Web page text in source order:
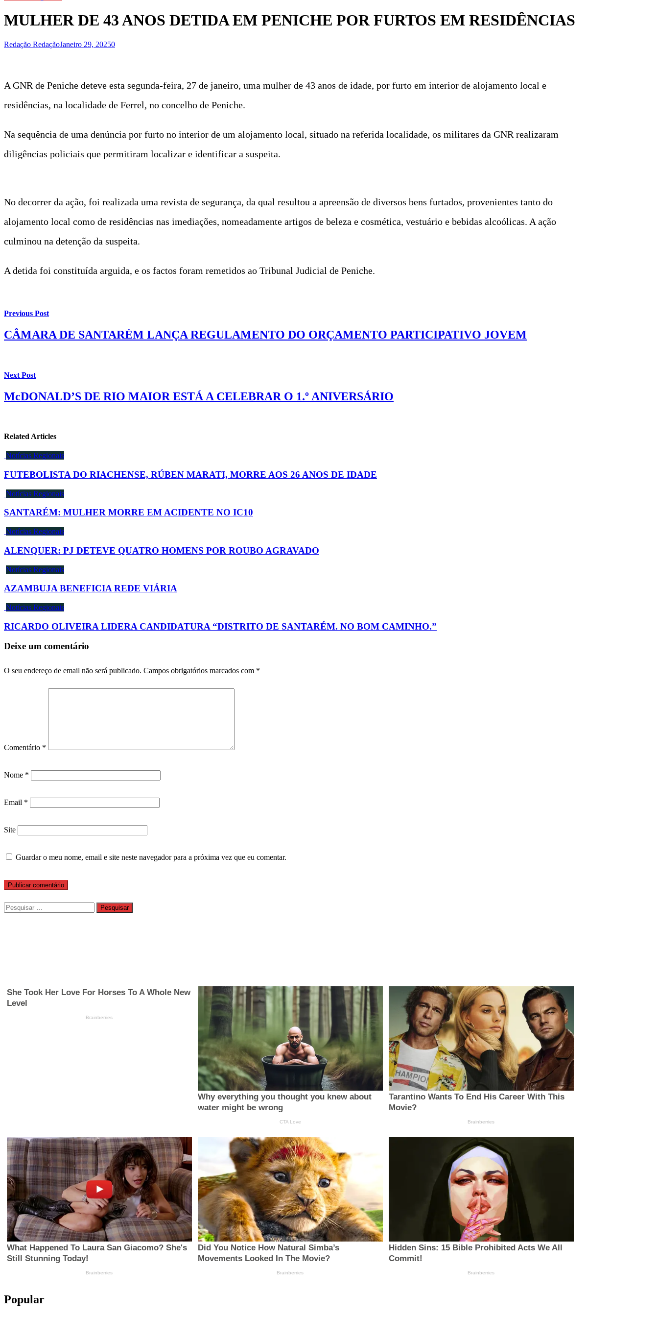
MULHER DE 43 ANOS DETIDA EM PENICHE POR FURTOS EM RESIDÊNCIAS
Redação RedaçãoJaneiro 29, 20250
A GNR de Peniche deteve esta segunda-feira, 27 de janeiro, uma mulher de 43 anos de idade, por furto em interior de alojamento local e
residências, na localidade de Ferrel, no concelho de Peniche.
Na sequência de uma denúncia por furto no interior de um alojamento local, situado na referida localidade, os militares da GNR realizaram
diligências policiais que permitiram localizar e identificar a suspeita.
No decorrer da ação, foi realizada uma revista de segurança, da qual resultou a apreensão de diversos bens furtados, provenientes tanto do
alojamento local como de residências nas imediações, nomeadamente artigos de beleza e cosmética, vestuário e bebidas alcoólicas. A ação
culminou na detenção da suspeita.
A detida foi constituída arguida, e os factos foram remetidos ao Tribunal Judicial de Peniche.
Previous Post
CÂMARA DE SANTARÉM LANÇA REGULAMENTO DO ORÇAMENTO PARTICIPATIVO JOVEM
Next Post
McDONALD’S DE RIO MAIOR ESTÁ A CELEBRAR O 1.º ANIVERSÁRIO
Related Articles
Notícias Regionais
FUTEBOLISTA DO RIACHENSE, RÚBEN MARATI, MORRE AOS 26 ANOS DE IDADE
Notícias Regionais
SANTARÉM: MULHER MORRE EM ACIDENTE NO IC10
Notícias Regionais
ALENQUER: PJ DETEVE QUATRO HOMENS POR ROUBO AGRAVADO
Notícias Regionais
AZAMBUJA BENEFICIA REDE VIÁRIA
Notícias Regionais
RICARDO OLIVEIRA LIDERA CANDIDATURA “DISTRITO DE SANTARÉM. NO BOM CAMINHO.”
Deixe um comentário
O seu endereço de email não será publicado. Campos obrigatórios marcados com *
Comentário *
Nome *
Email *
Site
Guardar o meu nome, email e site neste navegador para a próxima vez que eu comentar.
Pesquisar
por:
Popular